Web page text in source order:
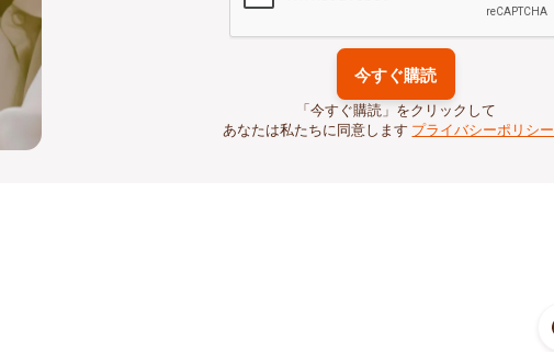
「今すぐ購読」をクリックして
あなたは私たちに同意します プライバシーポリシー